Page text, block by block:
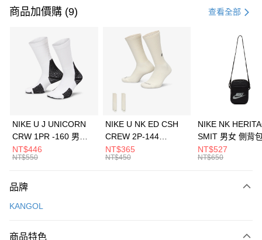
信用卡一次付款
3 期 0 利率 每期 21家銀行
合作金庫商業銀行
第一商業銀行
華南商業銀行
彰化商業銀行
上海商業儲蓄銀行
元大商業銀行
台灣樂天信用卡公司
Apple Pay
全盈+PAY
AFTEE先享後付
【關於「AFTEE先享後付」】
便利好安心！
運送方式
每筆NT$100，滿NT$1,500(含以上)免運費
商品加價購 (9) 查看全部
NIKE U J UNICORN
CRW 1PR -160 男女
中統襪 FZ3393100
NT$446
NT$550
NIKE U NK ED CSH
CREW 2P-144
EMBRDY 男女 短統襪
FZ3073133
NT$365
NT$450
NIKE NK
SMIT 男女 側背
BA5871010
NT$527
NT$650
品牌
KANGOL
商品特色